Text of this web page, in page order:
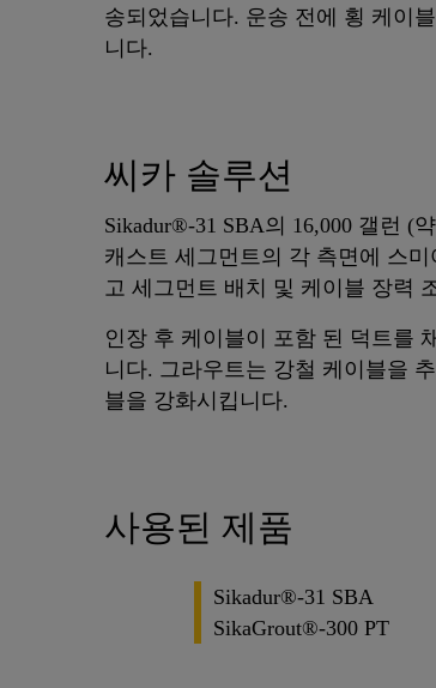
송되었습니다. 운송 전에 횡 케이
니다.
씨카 솔루션
Sikadur®-31 SBA의 16,000 갤런 (
캐스트 세그먼트의 각 측면에 스
고 세그먼트 배치 및 케이블 장력
인장 후 케이블이 포함 된 덕트를
니다. 그라우트는 강철 케이블을
블을 강화시킵니다.
사용된 제품
Sikadur®-31 SBA
SikaGrout®-300 PT